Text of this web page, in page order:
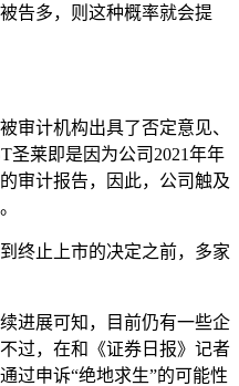
告多，则这种概率就会提
审计机构出具了否定意见、
圣莱即是因为公司2021年年
审计报告，因此，公司触及
终止上市的决定之前，多家
进展可知，目前仍有一些企
过，在和《证券日报》记者
过申诉“绝地求生”的可能性